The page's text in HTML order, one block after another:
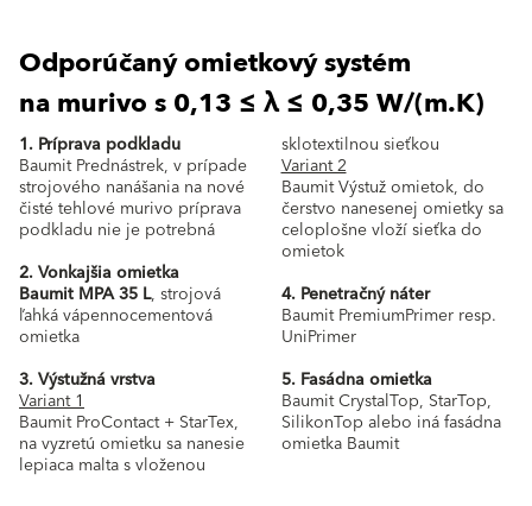
Odporúčaný omietkový systém
na murivo s 0,13 ≤ λ ≤ 0,35 W/(m.K)
1. Príprava podkladu
Baumit Prednástrek, v prípade
strojového nanášania na nové
čisté tehlové murivo príprava
podkladu nie je potrebná
2. Vonkajšia omietka
Baumit MPA 35 L, strojová
ľahká vápennocementová
omietka
3. Výstužná vrstva
Variant 1
Baumit ProContact + StarTex,
na vyzretú omietku sa nanesie
lepiaca malta s vloženou
sklotextilnou sieťkou
Variant 2
Baumit Výstuž omietok, do
čerstvo nanesenej omietky sa
celoplošne vloží sieťka do
omietok
4. Penetračný náter
Baumit PremiumPrimer resp.
UniPrimer
5. Fasádna omietka
Baumit CrystalTop, StarTop,
SilikonTop alebo iná fasádna
omietka Baumit